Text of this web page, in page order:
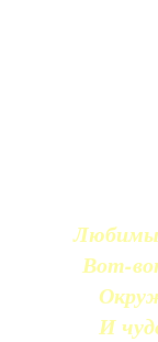
Вот-
И